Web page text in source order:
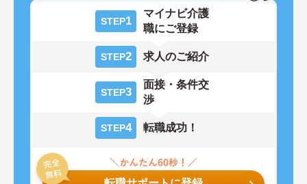
STEP1
マイナビ介護
職にご登録
STEP2 求人のご紹介
STEP3
面接・条件交
渉
STEP4 転職成功！